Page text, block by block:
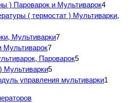
) Пароварок и Мультиварок4
( термостат ) Мультиварки,
Мультиварки7
Мультиварок7
Пароварок5
Мультиварки5
управления мультиварки1